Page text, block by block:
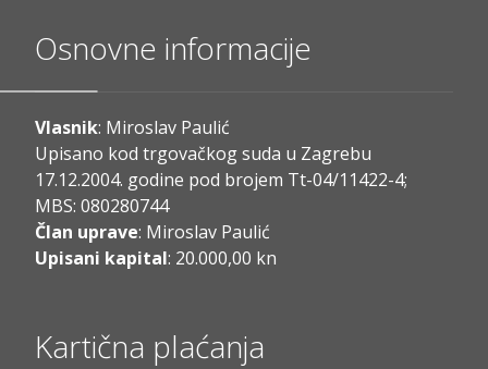
Osnovne informacije
Vlasnik: Miroslav Paulić
Upisano kod trgovačkog suda u Zagrebu
17.12.2004. godine pod brojem Tt-04/11422-4;
MBS: 080280744
Član uprave: Miroslav Paulić
Upisani kapital: 20.000,00 kn
Kartična plaćanja